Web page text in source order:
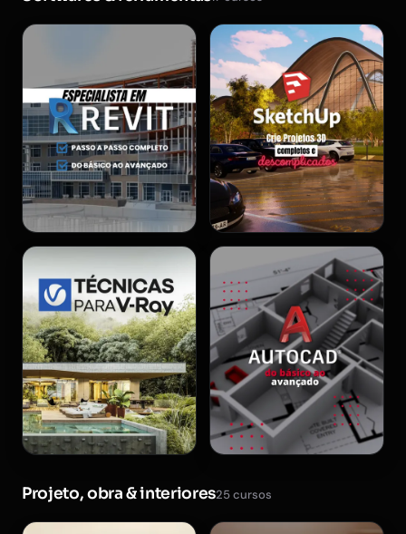
Projeto, obra & interiores25 cursos